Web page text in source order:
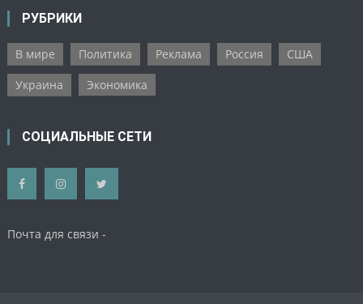
РУБРИКИ
В мире Политика Реклама Россия
США
Украина
Экономика
СОЦИАЛЬНЫЕ СЕТИ
Почта для связи -